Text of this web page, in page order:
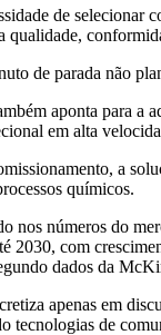
de selecionar
de parada não
aponta para a
em alta
a
químicos.
nos números do
2030, com
dados da
apenas em
tecnologias de